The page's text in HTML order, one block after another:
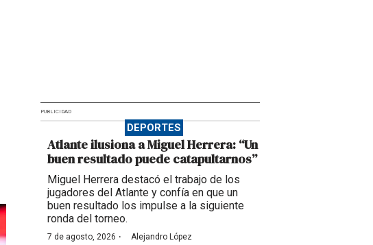
PUBLICIDAD
DEPORTES
Atlante ilusiona a Miguel Herrera: “Un
buen resultado puede catapultarnos”
Miguel Herrera destacó el trabajo de los
jugadores del Atlante y confía en que un
buen resultado los impulse a la siguiente
ronda del torneo.
7 de agosto, 2026 · Alejandro López